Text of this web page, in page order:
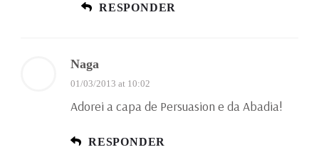
RESPONDER
Naga
01/03/2013 at 10:02
Adorei a capa de Persuasion e da Abadia!
RESPONDER